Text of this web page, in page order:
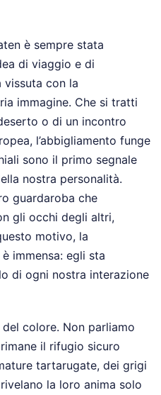
è sempre stata
di viaggio e di
vissuta con la
immagine. Che si tratti
o di un incontro
l’abbigliamento funge
sono il primo segnale
nostra personalità.
guardaroba che
gli occhi degli altri,
motivo, la
immensa: egli sta
di ogni nostra interazione
colore. Non parliamo
il rifugio sicuro
tartarugate, dei grigi
la loro anima solo